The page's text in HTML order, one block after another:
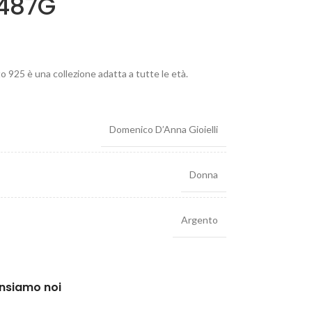
925 è una collezione adatta a tutte le età.
Domenico D’Anna Gioielli
Donna
Argento
noi